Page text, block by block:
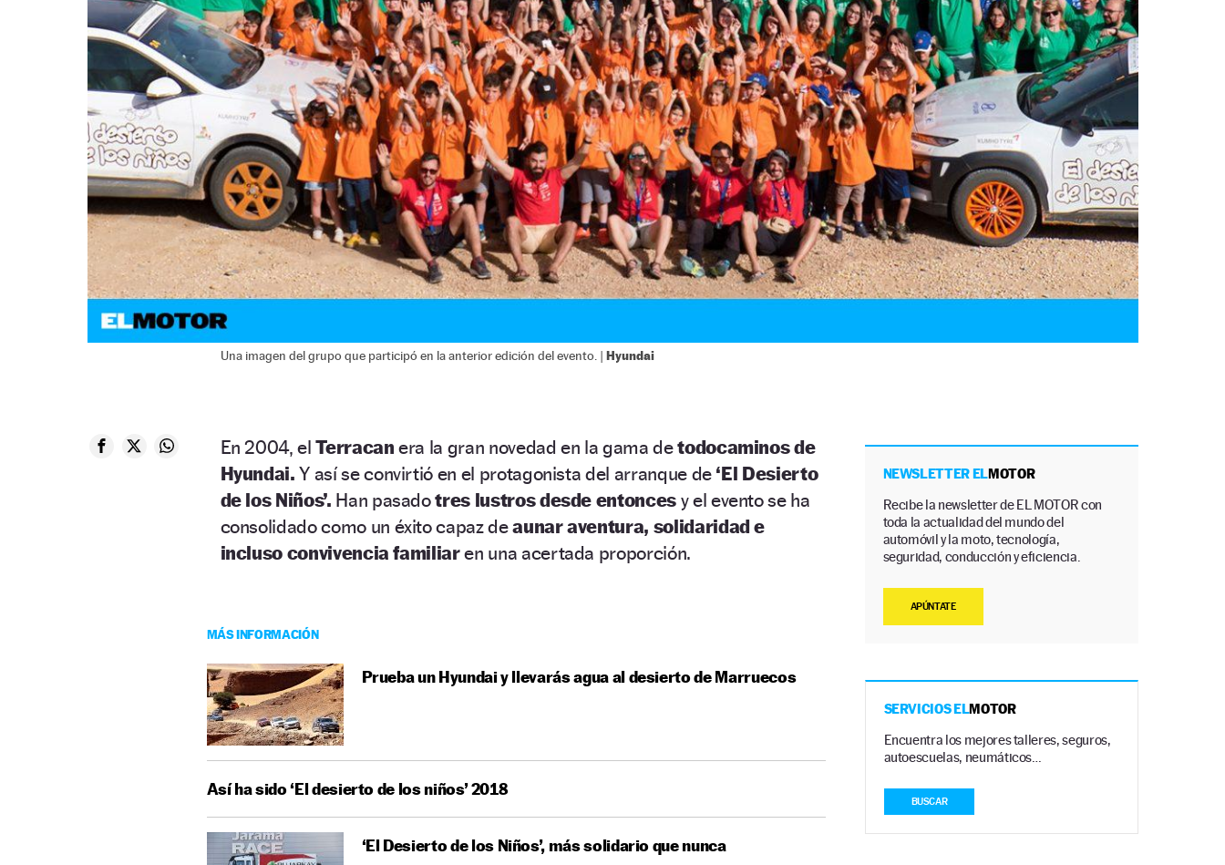
Una imagen del grupo que participó en la anterior edición del evento. | Hyundai
En 2004, elTerracan era la gran novedad en la gama detodocaminosde
Hyundai. Y así se convirtió en el protagonistadel arranque de ‘El Desierto
de los Niños’. Han pasadotres lustros desde entoncesy el evento se ha
consolidado comoun éxito capaz deaunar aventura, solidaridad e
incluso convivencia familiaren una acertada proporción.
MÁS INFORMACIÓN
Prueba un Hyundai y llevarás agua al desierto de Marruecos
Así ha sido ‘El desierto de los niños’ 2018
‘El Desierto de los Niños’, más solidario que nunca
NEWSLETTER ELMOTOR
Recibe la newsletter de EL MOTOR con
toda la actualidad del mundo del
automóvil y la moto, tecnología,
seguridad, conducción y eficiencia.
APÚNTATE
SERVICIOS ELMOTOR
Encuentra los mejores talleres, seguros,
autoescuelas, neumáticos…
BUSCAR